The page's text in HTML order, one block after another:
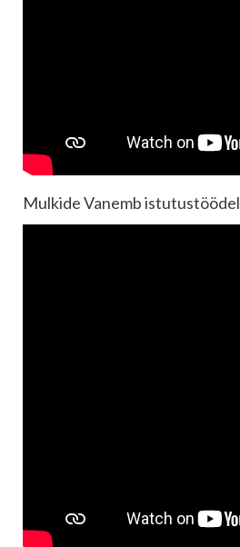
Mulkide Vanemb istutustöödel